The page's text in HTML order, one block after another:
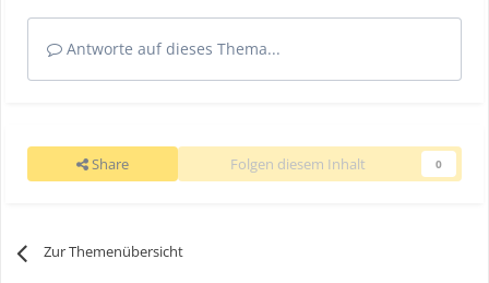
Antworte auf dieses Thema...
Share Folgen diesem Inhalt 0
Zur Themenübersicht